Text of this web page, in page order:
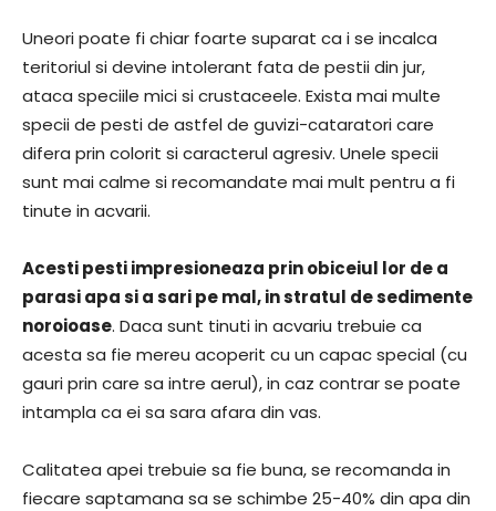
Uneori poate fi chiar foarte suparat ca i se incalca
teritoriul si devine intolerant fata de pestii din jur,
ataca speciile mici si crustaceele. Exista mai multe
specii de pesti de astfel de guvizi-cataratori care
difera prin colorit si caracterul agresiv. Unele specii
sunt mai calme si recomandate mai mult pentru a fi
tinute in acvarii.
Acesti pesti impresioneaza prin obiceiul lor de a
parasi apa si a sari pe mal, in stratul de sedimente
noroioase. Daca sunt tinuti in acvariu trebuie ca
acesta sa fie mereu acoperit cu un capac special (cu
gauri prin care sa intre aerul), in caz contrar se poate
intampla ca ei sa sara afara din vas.
Calitatea apei trebuie sa fie buna, se recomanda in
fiecare saptamana sa se schimbe 25-40% din apa din